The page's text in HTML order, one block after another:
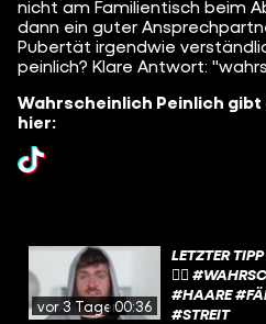
nicht am Familientisch beim
dann ein guter
Pubertät irgendwie
peinlich? Klare Antwort:
Wahrscheinlich Peinlich gibt
hier:
vor 3 Tagen00:36
LETZTER
🙂‍↕️
#HAARE
#STREIT